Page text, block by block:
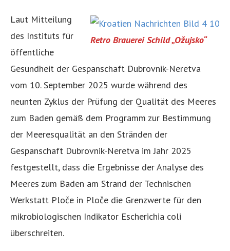
Retro Brauerei Schild „Ožujsko“
Laut Mitteilung
des Instituts für
öffentliche
Gesundheit der Gespanschaft Dubrovnik-Neretva
vom 10. September 2025 wurde während des
neunten Zyklus der Prüfung der Qualität des Meeres
zum Baden gemäß dem Programm zur Bestimmung
der Meeresqualität an den Stränden der
Gespanschaft Dubrovnik-Neretva im Jahr 2025
festgestellt, dass die Ergebnisse der Analyse des
Meeres zum Baden am Strand der Technischen
Werkstatt Ploče in Ploče die Grenzwerte für den
mikrobiologischen Indikator Escherichia coli
überschreiten.